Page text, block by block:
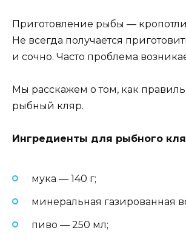
Приготовление рыбы —
Не всегда получается
и сочно. Часто проблема
Мы расскажем о том, как
рыбный кляр.
Ингредиенты для рыбного
мука — 140 г;
минеральная газированная
пиво — 250 мл;